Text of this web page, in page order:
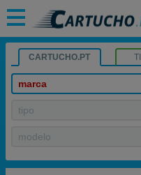
CARTUCHO.PT
marca
tipo
modelo